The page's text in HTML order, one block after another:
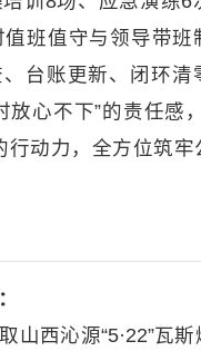
班值守与领导带班
台账更新、闭环清
放心不下”的责任感
行动力，全方位筑牢
山西沁源“5·22”瓦